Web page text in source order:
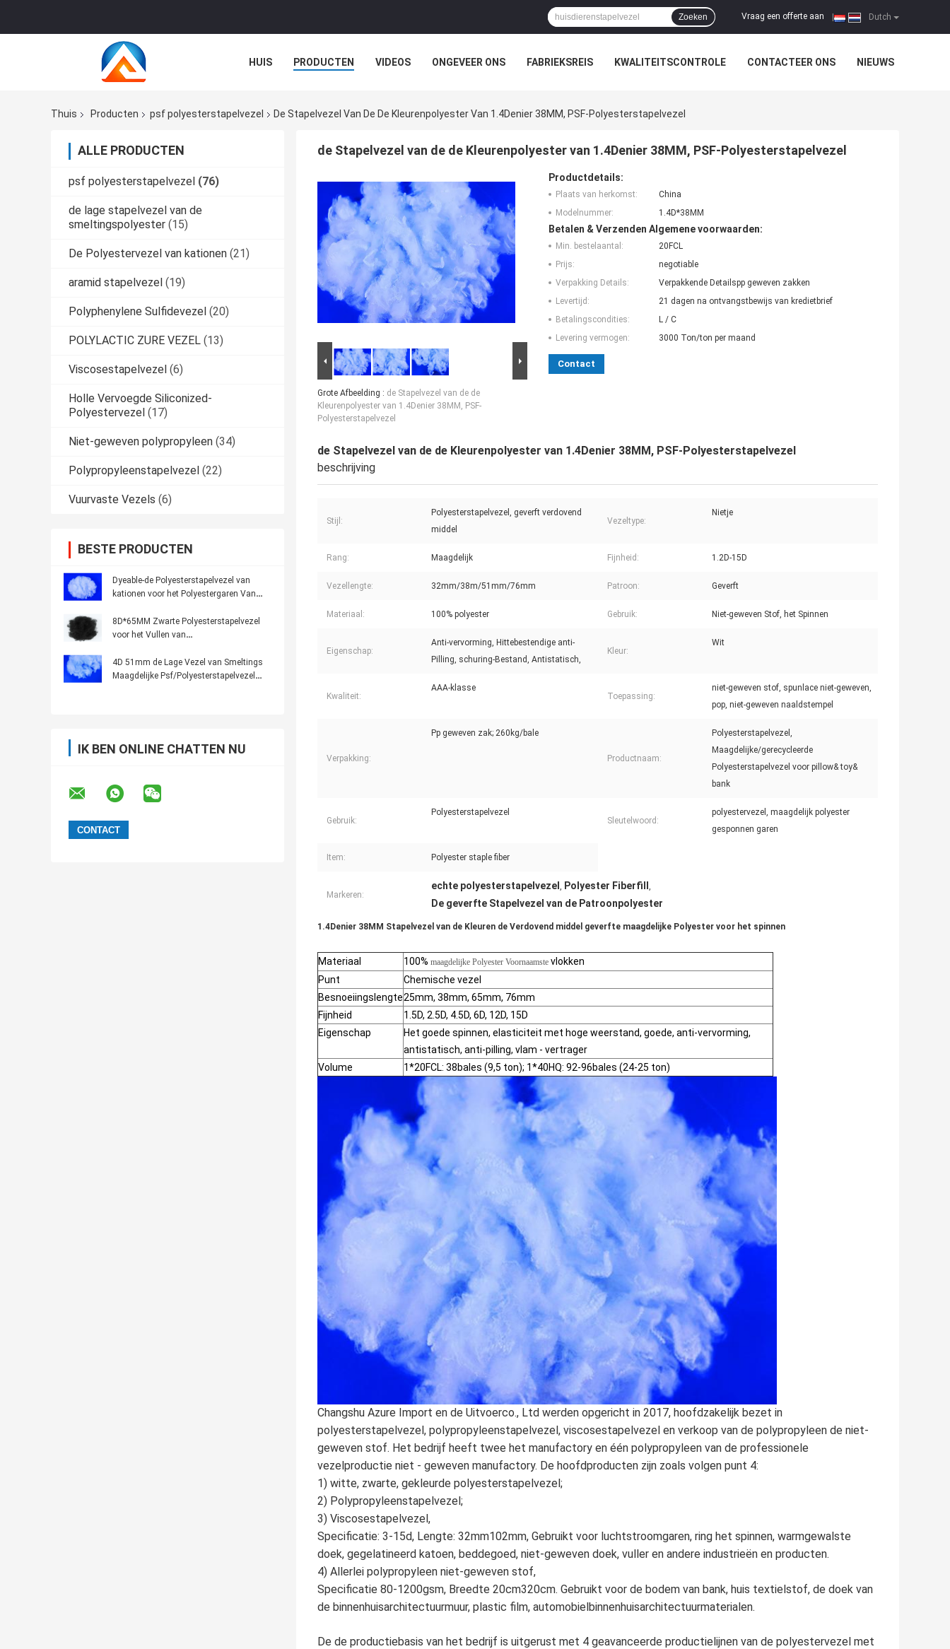
Dutch
Vraag een offerte aan
Zoeken
HUIS PRODUCTEN VIDEOS ONGEVEER ONS FABRIEKSREIS KWALITEITSCONTROLE CONTACTEER ONS NIEUWS
Thuis
Producten psf polyesterstapelvezel De Stapelvezel Van De De Kleurenpolyester Van 1.4Denier 38MM, PSF-Polyesterstapelvezel
ALLE PRODUCTEN
psf polyesterstapelvezel (76)
de lage stapelvezel van de
smeltingspolyester (15)
De Polyestervezel van kationen (21)
aramid stapelvezel (19)
Polyphenylene Sulfidevezel (20)
POLYLACTIC ZURE VEZEL (13)
Viscosestapelvezel (6)
Holle Vervoegde Siliconized-
Polyestervezel (17)
Niet-geweven polypropyleen (34)
Polypropyleenstapelvezel (22)
Vuurvaste Vezels (6)
BESTE PRODUCTEN
Dyeable-de Polyesterstapelvezel van
kationen voor het Polyestergaren Van
8D*65MM Zwarte Polyesterstapelvezel
voor het Vullen van
4D 51mm de Lage Vezel van Smeltings
Maagdelijke Psf/Polyesterstapelvezel
IK BEN ONLINE CHATTEN NU
de Stapelvezel van de de Kleurenpolyester van 1.4Denier 38MM, PSF-Polyesterstapelvezel
Grote Afbeelding : de Stapelvezel van de de
Kleurenpolyester van 1.4Denier 38MM, PSF-
Polyesterstapelvezel
Productdetails:
Plaats van herkomst:
China
Modelnummer:
1.4D*38MM
Betalen & Verzenden Algemene voorwaarden:
Min. bestelaantal:
20FCL
Prijs:
negotiable
Verpakking Details:
Verpakkende Detailspp geweven zakken
Levertijd:
21 dagen na ontvangstbewijs van kredietbrief
Betalingscondities:
L / C
Levering vermogen:
3000 Ton/ton per maand
Contact
de Stapelvezel van de de Kleurenpolyester van 1.4Denier 38MM, PSF-Polyesterstapelvezel
beschrijving
Stijl:
Polyesterstapelvezel, geverft verdovend
middel
Vezeltype:
Nietje
Rang: Maagdelijk Fijnheid: 1.2D-15D
Vezellengte: 32mm/38m/51mm/76mm Patroon: Geverft
Materiaal: 100% polyester Gebruik: Niet-geweven Stof, het Spinnen
Eigenschap:
Anti-vervorming, Hittebestendige anti-
Pilling, schuring-Bestand, Antistatisch,
Kleur:
Wit
Kwaliteit:
AAA-klasse
Toepassing:
niet-geweven stof, spunlace niet-geweven,
pop, niet-geweven naaldstempel
Verpakking:
Pp geweven zak; 260kg/bale
Productnaam:
Polyesterstapelvezel,
Maagdelijke/gerecycleerde
Polyesterstapelvezel voor pillow& toy&
bank
Gebruik:
Polyesterstapelvezel
Sleutelwoord:
polyestervezel, maagdelijk polyester
gesponnen garen
Item: Polyester staple fiber
Markeren:
echte polyesterstapelvezel , Polyester Fiberfill ,
De geverfte Stapelvezel van de Patroonpolyester
1.4Denier 38MM Stapelvezel van de Kleuren de Verdovend middel geverfte maagdelijke Polyester voor het spinnen
Materiaal 100% maagdelijke Polyester Voornaamste vlokken
Punt
Chemische vezel
Besnoeiingslengte25mm, 38mm, 65mm, 76mm
Fijnheid
1.5D, 2.5D, 4.5D, 6D, 12D, 15D
Eigenschap
Het goede spinnen, elasticiteit met hoge weerstand, goede, anti-vervorming,
antistatisch, anti-pilling, vlam - vertrager
Volume
1*20FCL: 38bales (9,5 ton); 1*40HQ: 92-96bales (24-25 ton)
Changshu Azure Import en de Uitvoerco., Ltd werden opgericht in 2017, hoofdzakelijk bezet in
polyesterstapelvezel, polypropyleenstapelvezel, viscosestapelvezel en verkoop van de polypropyleen de niet-
geweven stof. Het bedrijf heeft twee het manufactory en één polypropyleen van de professionele
vezelproductie niet - geweven manufactory. De hoofdproducten zijn zoals volgen punt 4:
1) witte, zwarte, gekleurde polyesterstapelvezel;
2) Polypropyleenstapelvezel;
3) Viscosestapelvezel,
Specificatie: 3-15d, Lengte: 32mm102mm, Gebruikt voor luchtstroomgaren, ring het spinnen, warmgewalste
doek, gegelatineerd katoen, beddegoed, niet-geweven doek, vuller en andere industrieën en producten.
4) Allerlei polypropyleen niet-geweven stof,
Specificatie 80-1200gsm, Breedte 20cm320cm. Gebruikt voor de bodem van bank, huis textielstof, de doek van
de binnenhuisarchitectuurmuur, plastic film, automobielbinnenhuisarchitectuurmaterialen.
De de productiebasis van het bedrijf is uitgerust met 4 geavanceerde productielijnen van de polyestervezel met